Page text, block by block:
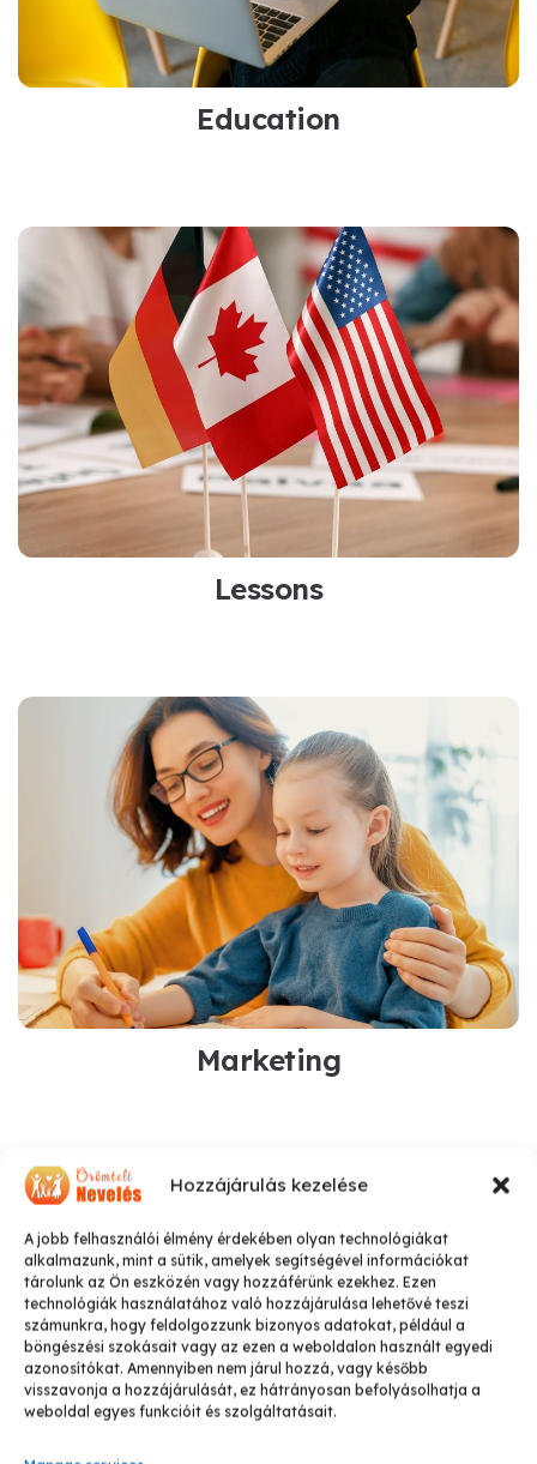
Hozzájárulás kezelése
A jobb felhasználói élmény érdekében olyan technológiákat
alkalmazunk, mint a sütik, amelyek segítségével információkat
tárolunk az Ön eszközén vagy hozzáférünk ezekhez. Ezen
technológiák használatához való hozzájárulása lehetővé teszi
számunkra, hogy feldolgozzunk bizonyos adatokat, például a
böngészési szokásait vagy az ezen a weboldalon használt egyedi
azonosítókat. Amennyiben nem járul hozzá, vagy később
visszavonja a hozzájárulását, ez hátrányosan befolyásolhatja a
weboldal egyes funkcióit és szolgáltatásait.
Education
Lessons
Marketing